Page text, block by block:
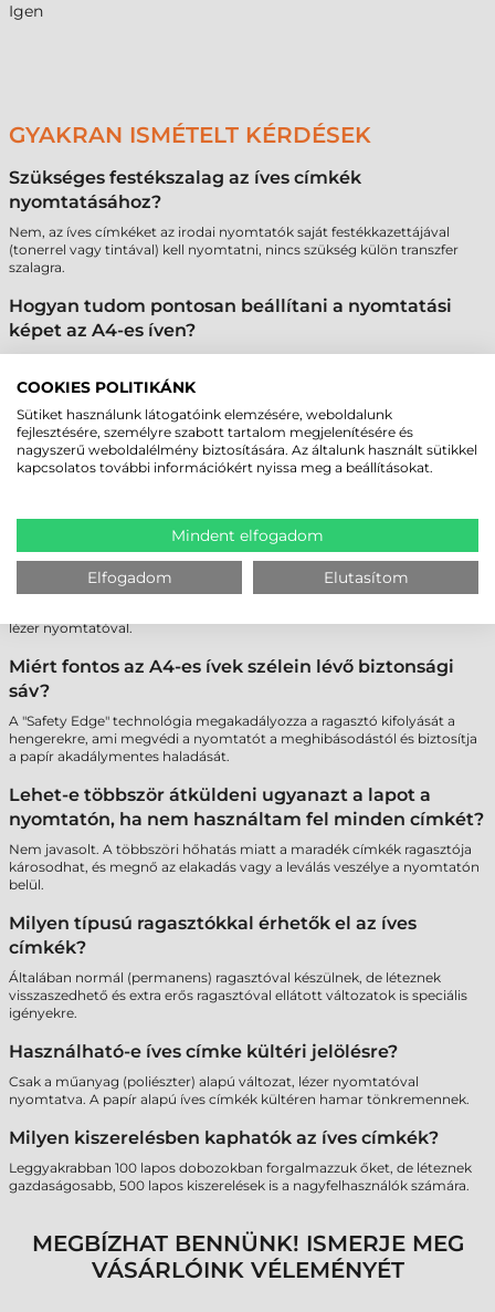
Igen
GYAKRAN ISMÉTELT KÉRDÉSEK
Szükséges festékszalag az íves címkék
nyomtatásához?
Nem, az íves címkéket az irodai nyomtatók saját festékkazettájával
(tonerrel vagy tintával) kell nyomtatni, nincs szükség külön transzfer
szalagra.
Hogyan tudom pontosan beállítani a nyomtatási
képet az A4-es íven?
sablonokat a legtöbb mérethez. Emellett számos ingyenes online
tervező is elérhető a pontos pozicionáláshoz.
Nem fog leválni a címke a lézer nyomtató
belsejében a hőtől?
ragasztómaradványokat a gépben.
Létezik műanyag alapú íves címke is?
Igen, elérhetők poliészter (PET) alapú íves címkék is, amelyek
lézer nyomtatóval.
Miért fontos az A4-es ívek szélein lévő biztonsági
sáv?
A "Safety Edge" technológia megakadályozza a ragasztó kifolyását a
hengerekre, ami megvédi a nyomtatót a meghibásodástól és biztosítja
a papír akadálymentes haladását.
Lehet-e többször átküldeni ugyanazt a lapot a
nyomtatón, ha nem használtam fel minden címkét?
Nem javasolt. A többszöri hőhatás miatt a maradék címkék ragasztója
károsodhat, és megnő az elakadás vagy a leválás veszélye a nyomtatón
belül.
Milyen típusú ragasztókkal érhetők el az íves
címkék?
Általában normál (permanens) ragasztóval készülnek, de léteznek
visszaszedhető és extra erős ragasztóval ellátott változatok is speciális
igényekre.
Használható-e íves címke kültéri jelölésre?
Csak a műanyag (poliészter) alapú változat, lézer nyomtatóval
nyomtatva. A papír alapú íves címkék kültéren hamar tönkremennek.
Milyen kiszerelésben kaphatók az íves címkék?
Leggyakrabban 100 lapos dobozokban forgalmazzuk őket, de léteznek
gazdaságosabb, 500 lapos kiszerelések is a nagyfelhasználók számára.
MEGBÍZHAT BENNÜNK! ISMERJE MEG
VÁSÁRLÓINK VÉLEMÉNYÉT
COOKIES POLITIKÁNK
Sütiket használunk látogatóink elemzésére, weboldalunk
fejlesztésére, személyre szabott tartalom megjelenítésére és
nagyszerű weboldalélmény biztosítására. Az általunk használt sütikkel
kapcsolatos további információkért nyissa meg a beállításokat.
Mindent elfogadom
Elfogadom Elutasítom